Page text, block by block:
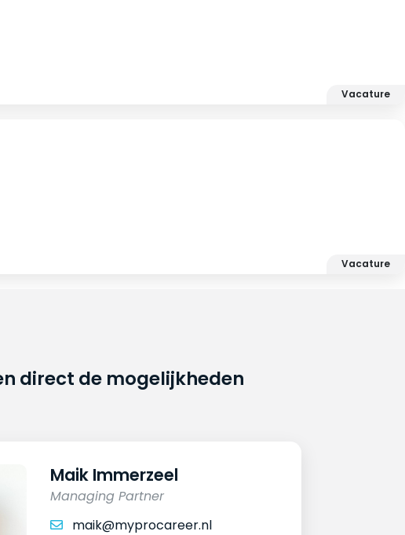
Vacature
Vacature
direct de mogelijkheden
Maik Immerzeel
Managing Partner
maik@myprocareer.nl